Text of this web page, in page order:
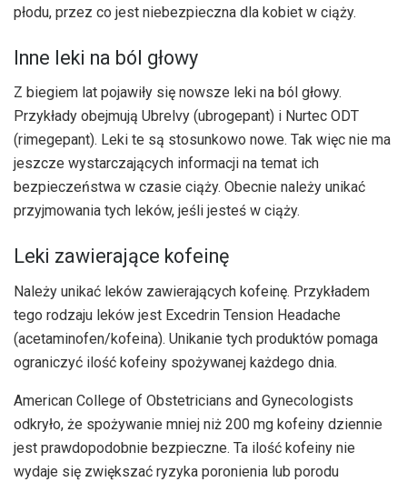
płodu, przez co jest niebezpieczna dla kobiet w ciąży.
Inne leki na ból głowy
Z biegiem lat pojawiły się nowsze leki na ból głowy.
Przykłady obejmują Ubrelvy (ubrogepant) i Nurtec ODT
(rimegepant). Leki te są stosunkowo nowe. Tak więc nie ma
jeszcze wystarczających informacji na temat ich
bezpieczeństwa w czasie ciąży. Obecnie należy unikać
przyjmowania tych leków, jeśli jesteś w ciąży.
Leki zawierające kofeinę
Należy unikać leków zawierających kofeinę. Przykładem
tego rodzaju leków jest Excedrin Tension Headache
(acetaminofen/kofeina). Unikanie tych produktów pomaga
ograniczyć ilość kofeiny spożywanej każdego dnia.
American College of Obstetricians and Gynecologists
odkryło, że spożywanie mniej niż 200 mg kofeiny dziennie
jest prawdopodobnie bezpieczne. Ta ilość kofeiny nie
wydaje się zwiększać ryzyka poronienia lub porodu